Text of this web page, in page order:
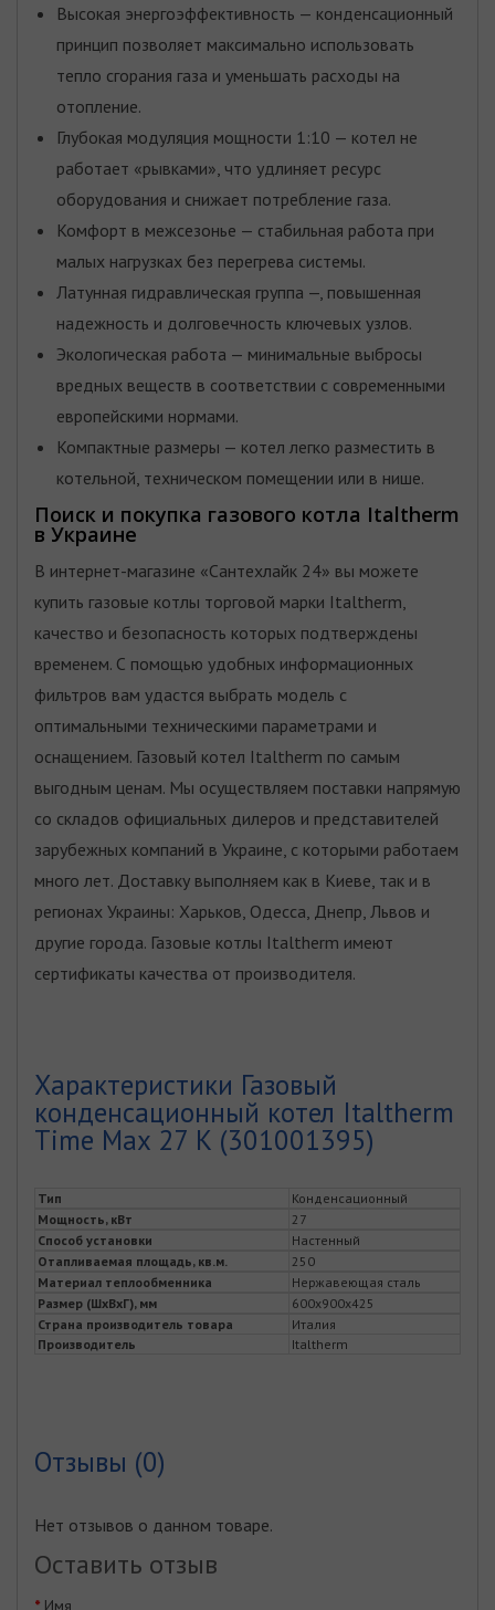
Высокая энергоэффективность — конденсационный
принцип позволяет максимально использовать
тепло сгорания газа и уменьшать расходы на
отопление.
Глубокая модуляция мощности 1:10 — котел не
работает «рывками», что удлиняет ресурс
оборудования и снижает потребление газа.
Комфорт в межсезонье — стабильная работа при
малых нагрузках без перегрева системы.
Латунная гидравлическая группа —, повышенная
надежность и долговечность ключевых узлов.
Экологическая работа — минимальные выбросы
вредных веществ в соответствии с современными
европейскими нормами.
Компактные размеры — котел легко разместить в
котельной, техническом помещении или в нише.
Поиск и покупка газового котла Italtherm
в Украине
В интернет-магазине «Сантехлайк 24» вы можете
купить газовые котлы торговой марки Italtherm,
качество и безопасность которых подтверждены
временем. С помощью удобных информационных
фильтров вам удастся выбрать модель с
оптимальными техническими параметрами и
оснащением. Газовый котел Italtherm по самым
выгодным ценам. Мы осуществляем поставки напрямую
со складов официальных дилеров и представителей
зарубежных компаний в Украине, с которыми работаем
много лет. Доставку выполняем как в Киеве, так и в
регионах Украины: Харьков, Одесса, Днепр, Львов и
другие города. Газовые котлы Italtherm имеют
сертификаты качества от производителя.
Характеристики Газовый
конденсационный котел Italtherm
Time Max 27 К (301001395)
Тип
Конденсационный
Мощность, кВт
27
Способ установки
Настенный
Отапливаемая площадь, кв.м.
250
Материал теплообменника
Нержавеющая сталь
Размер (ШхВхГ), мм
600х900х425
Страна производитель товара
Италия
Производитель
Italtherm
Отзывы (0)
Нет отзывов о данном товаре.
Оставить отзыв
Имя